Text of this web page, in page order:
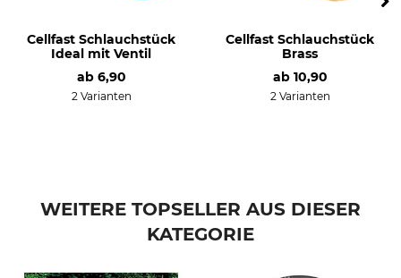
Cellfast Schlauchstück
Ideal mit Ventil
ab 6,90
2 Varianten
Cellfast Schlauchstück
Brass
ab 10,90
2 Varianten
WEITERE TOPSELLER AUS DIESER
KATEGORIE